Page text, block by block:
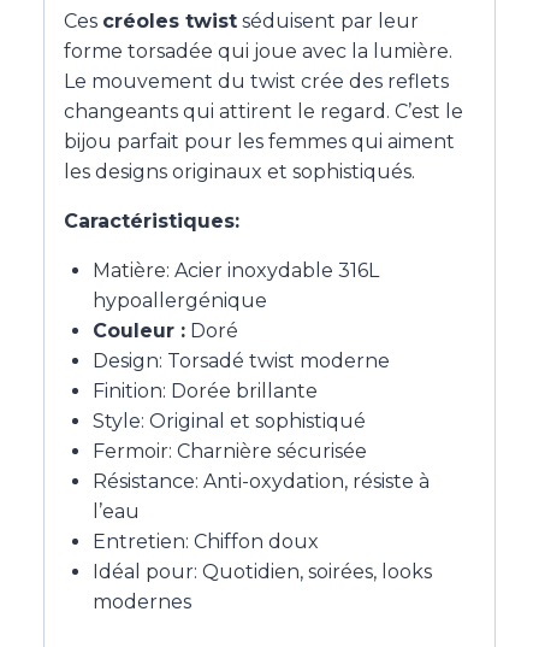
Ces créoles twist séduisent par leur
forme torsadée qui joue avec la lumière.
Le mouvement du twist crée des reflets
changeants qui attirent le regard. C’est le
bijou parfait pour les femmes qui aiment
les designs originaux et sophistiqués.
Caractéristiques:
Matière: Acier inoxydable 316L
hypoallergénique
Couleur : Doré
Design: Torsadé twist moderne
Finition: Dorée brillante
Style: Original et sophistiqué
Fermoir: Charnière sécurisée
Résistance: Anti-oxydation, résiste à
l’eau
Entretien: Chiffon doux
Idéal pour: Quotidien, soirées, looks
modernes